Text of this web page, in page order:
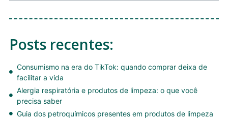
Posts recentes:
Consumismo na era do TikTok: quando comprar deixa de
facilitar a vida
Alergia respiratória e produtos de limpeza: o que você
precisa saber
Guia dos petroquímicos presentes em produtos de limpeza